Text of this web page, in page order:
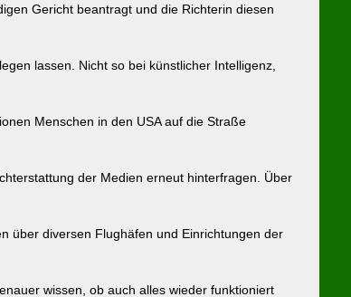
Gericht beantragt und die Richterin diesen
lassen. Nicht so bei künstlicher Intelligenz,
Menschen in den USA auf die Straße
der Medien erneut hinterfragen. Über
über diversen Flughäfen und Einrichtungen der
wissen, ob auch alles wieder funktioniert